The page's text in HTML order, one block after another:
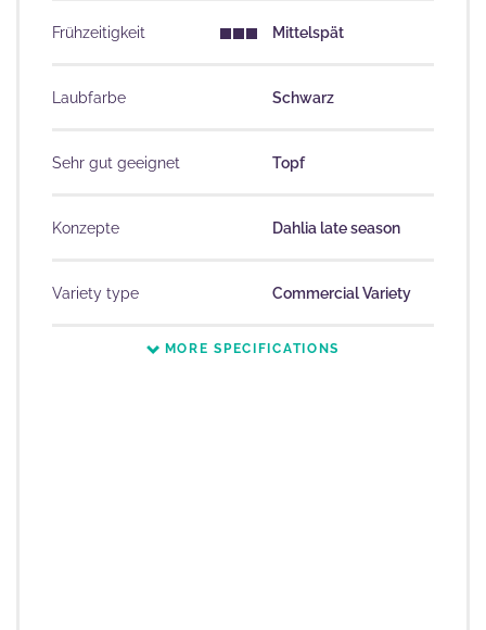
Frühzeitigkeit Mittelspät
Laubfarbe Schwarz
Sehr gut geeignet Topf
Konzepte Dahlia late season
Variety type Commercial Variety
MORE SPECIFICATIONS